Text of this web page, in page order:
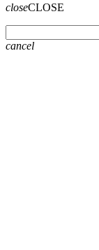
closeCLOSE
cancel